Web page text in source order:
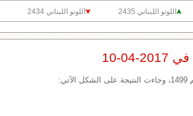
اللوتو اللبناني 2435 اللوتو اللبناني 2434